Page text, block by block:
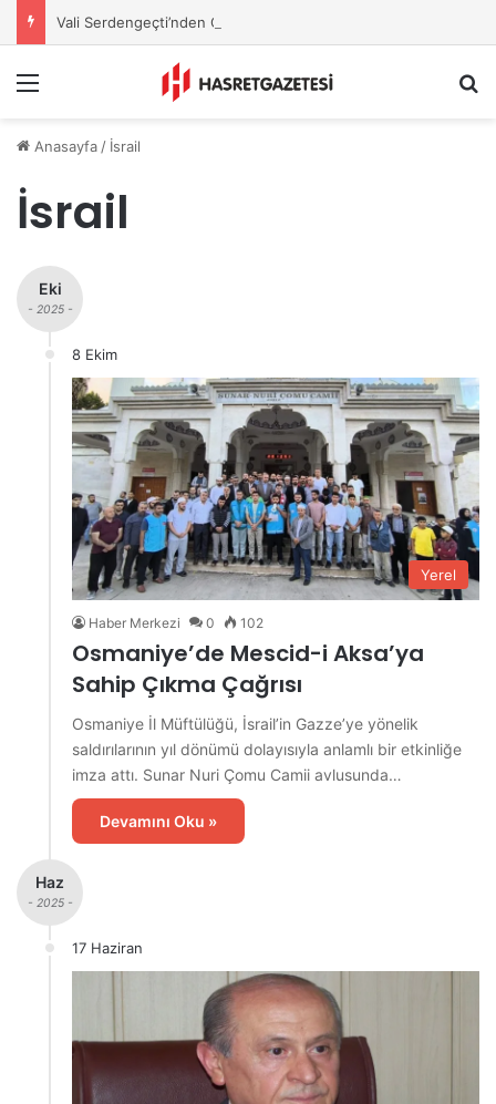
Vali Serdengeçti’nden Osmaniye’de Gece Esnaf Turu
Anasayfa / İsrail
İsrail
Eki
- 2025 -
8 Ekim
Yerel
Haber Merkezi 0 102
Osmaniye’de Mescid-i Aksa’ya
Sahip Çıkma Çağrısı
Osmaniye İl Müftülüğü, İsrail’in Gazze’ye yönelik
saldırılarının yıl dönümü dolayısıyla anlamlı bir etkinliğe
imza attı. Sunar Nuri Çomu Camii avlusunda…
Devamını Oku »
Haz
- 2025 -
17 Haziran